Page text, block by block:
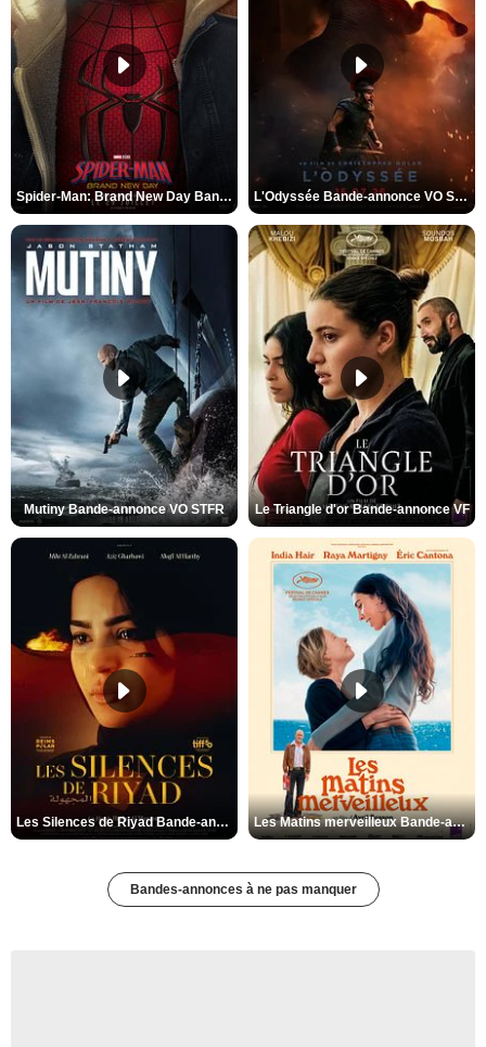
Spider-Man: Brand New Day Bande-annonce VO STFR L'Odyssée Bande-annonce VO STFR
Mutiny Bande-annonce VO STFR Le Triangle d'or Bande-annonce VF
Les Silences de Riyad Bande-annonce VO STFR Les Matins merveilleux Bande-annonce VF
Bandes-annonces à ne pas manquer